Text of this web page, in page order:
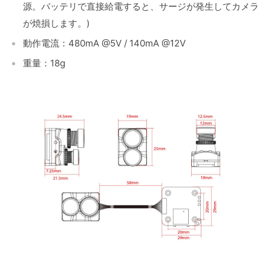
源。バッテリで直接給電すると、サージが発生してカメラ
が焼損します。)
動作電流：480mA @5V / 140mA @12V
重量：18g